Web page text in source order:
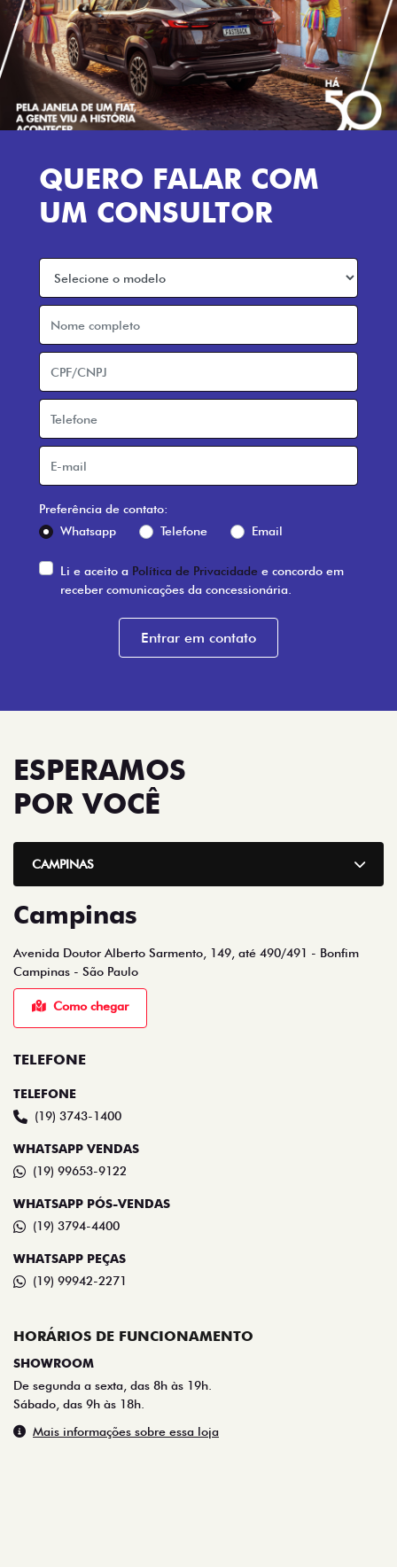
QUERO FALAR COM
UM CONSULTOR
Preferência de contato:
Whatsapp
Telefone Email
Li e aceito a Política de Privacidade e concordo em
receber comunicações da concessionária.
Entrar em contato
ESPERAMOS
POR VOCÊ
CAMPINAS
Campinas
Avenida Doutor Alberto Sarmento, 149, até 490/491 - Bonfim
Campinas - São Paulo
Como chegar
TELEFONE
TELEFONE
(19) 3743-1400
WHATSAPP VENDAS
(19) 99653-9122
WHATSAPP PÓS-VENDAS
(19) 3794-4400
WHATSAPP PEÇAS
(19) 99942-2271
HORÁRIOS DE FUNCIONAMENTO
SHOWROOM
De segunda a sexta, das 8h às 19h.
Sábado, das 9h às 18h.
Mais informações sobre essa loja